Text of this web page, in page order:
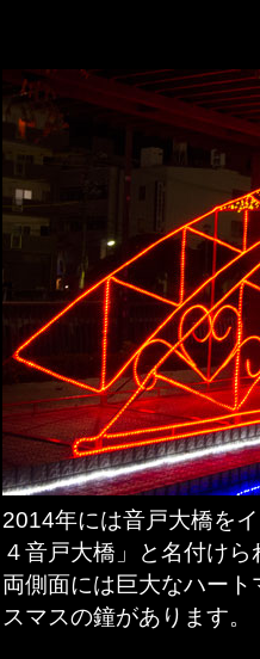
2014年には音戸大橋を
４音戸大橋」と名付けら
両側面には巨大なハー
スマスの鐘があります。